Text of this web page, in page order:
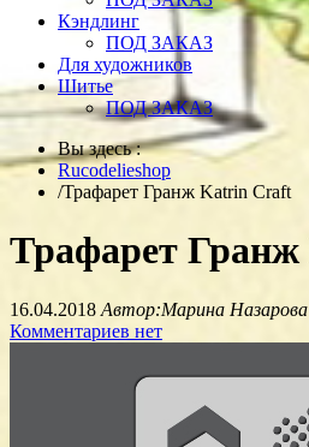
Кэндлинг
ПОД ЗАКАЗ
Для художников
Шитье
ПОД ЗАКАЗ
Вы здесь :
Rucodelieshop
/Трафарет Гранж Katrin Craft
Трафарет
16.04.2018 Автор:Марина Назарова
Комментариев нет